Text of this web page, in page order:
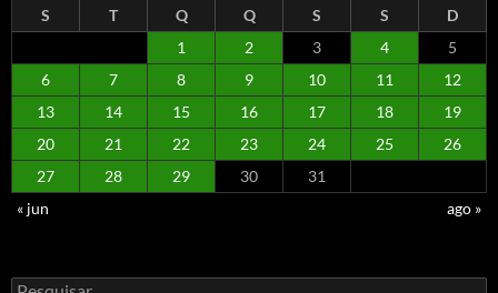
S T Q Q S S
D
1
2 3 4
5
6
7 8 9 10 11
12
13
14 15 16 17 18
19
20
21 22 23 24 25
26
27
28 29 30
31
« jun
ago »
Pesquisar